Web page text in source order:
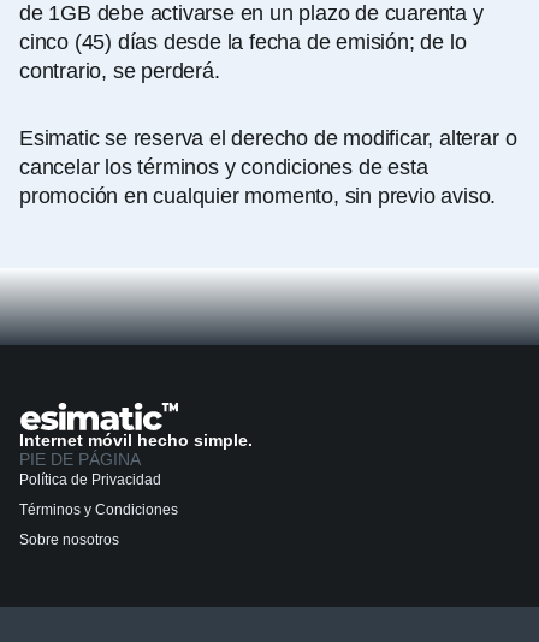
de 1GB debe activarse en un plazo de cuarenta y
cinco (45) días desde la fecha de emisión; de lo
contrario, se perderá.
Esimatic se reserva el derecho de modificar, alterar o
cancelar los términos y condiciones de esta
promoción en cualquier momento, sin previo aviso.
Internet móvil hecho simple.
PIE DE PÁGINA
Política de Privacidad
Términos y Condiciones
Sobre nosotros